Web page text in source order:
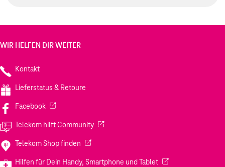
WIR HELFEN DIR WEITER
Kontakt
Lieferstatus & Retoure
Facebook(Wird in einem neuen Tab geöffnet)
Telekom hilft Community(Wird in einem neuen Tab geöffnet)
Telekom Shop finden (Wird in einem neuen Tab geöffnet)
Hilfen für Dein Handy, Smartphone und Tablet(Wird in einem